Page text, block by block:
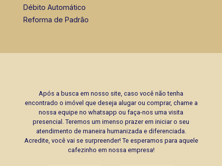
Débito Automático
Reforma de Padrão
Após a busca em nosso site, caso você não tenha
encontrado o imóvel que deseja alugar ou comprar, chame a
nossa equipe no whatsapp ou faça-nos uma visita
presencial. Teremos um imenso prazer em iniciar o seu
atendimento de maneira humanizada e diferenciada.
Acredite, você vai se surpreender! Te esperamos para aquele
cafezinho em nossa empresa!